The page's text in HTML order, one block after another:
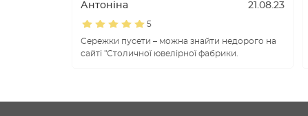
Антоніна 21.08.23
5
Сережки пусети – можна знайти недорого на
сайті "Столичної ювелірної фабрики.